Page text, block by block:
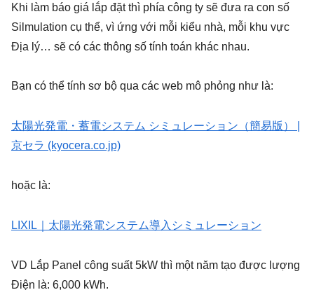
Khi làm báo giá lắp đặt thì phía công ty sẽ đưa ra con số
Silmulation cụ thể, vì ứng với mỗi kiểu nhà, mỗi khu vực
Địa lý… sẽ có các thông số tính toán khác nhau.
Bạn có thể tính sơ bộ qua các web mô phỏng như là:
太陽光発電・蓄電システム シミュレーション（簡易版） |
京セラ (kyocera.co.jp)
hoặc là:
LIXIL｜太陽光発電システム導入シミュレーション
VD Lắp Panel công suất 5kW thì một năm tạo được lượng
Điện là: 6,000 kWh.